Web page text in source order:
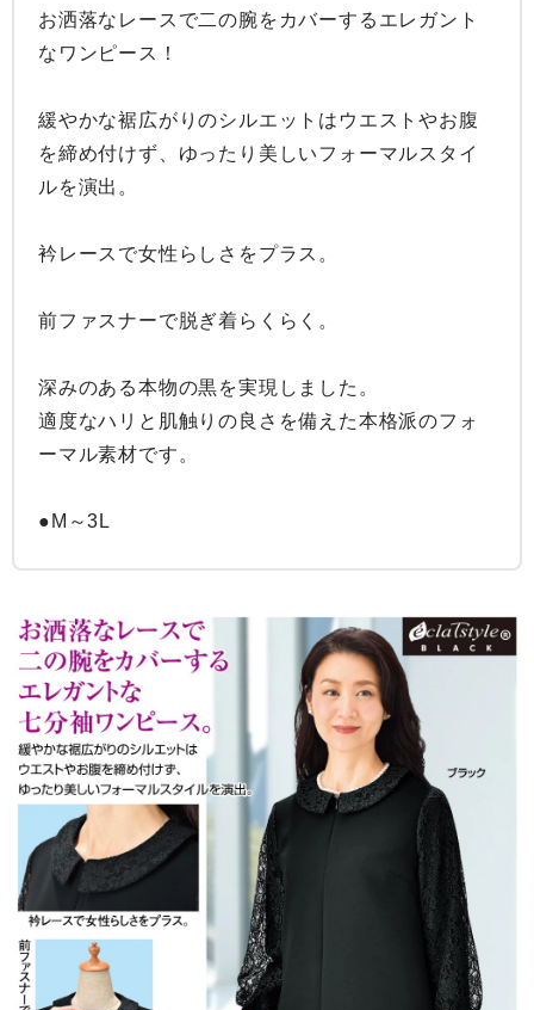
お洒落なレースで二の腕をカバーするエレガント
なワンピース！
緩やかな裾広がりのシルエットはウエストやお腹
を締め付けず、ゆったり美しいフォーマルスタイ
ルを演出。
衿レースで女性らしさをプラス。
前ファスナーで脱ぎ着らくらく。
深みのある本物の黒を実現しました。
適度なハリと肌触りの良さを備えた本格派のフォ
ーマル素材です。
●M～3L